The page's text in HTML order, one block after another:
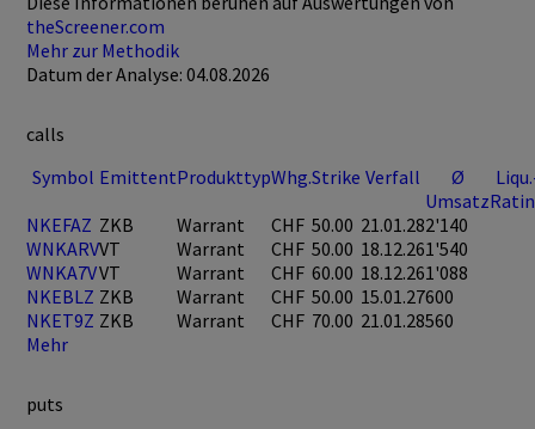
theScreener.com
Mehr zur Methodik
Datum der Analyse: 04.08.2026
calls
Symbol EmittentProdukttypWhg.Strike Verfall
Ø
Umsatz
NKEFAZ ZKB Warrant CHF 50.00 21.01.282'140
WNKARVVT Warrant CHF 50.00 18.12.261'540
WNKA7VVT Warrant CHF 60.00 18.12.261'088
NKEBLZ ZKB Warrant CHF 50.00 15.01.27600
NKET9Z ZKB Warrant CHF 70.00 21.01.28560
Mehr
puts